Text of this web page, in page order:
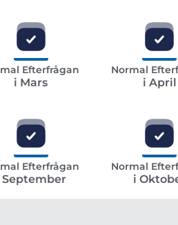
Efterfrågan
i Mars
Normal
i April
Efterfrågan
September
Normal
i